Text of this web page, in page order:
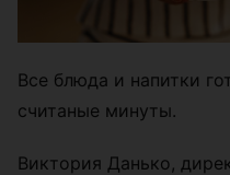
Все блюда и напитки
считаные минуты.
Виктория Данько,